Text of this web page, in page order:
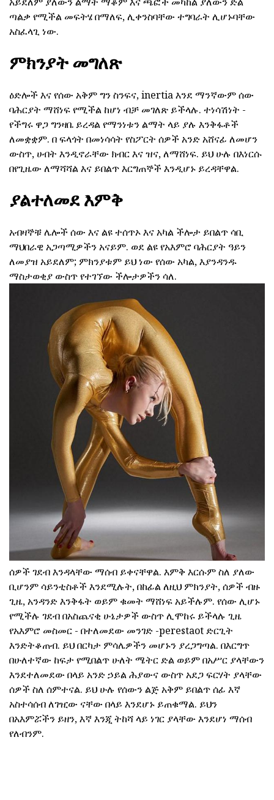
ጣልቃ የሚችል መፍትሄ በማለፍ, ሊቀንስባቸው ተግባራት ሊሆኑባቸው
አስፈላጊ ነው.
ምክንያት መግለጽ
ዕድሎች እና የሰው አቅም ግን ስንፍና, inertia እንደ ማንኛውም ሰው
ባሕርያት ማሸነፍ የሚችል ከሆነ ብቻ መገለጽ ይችላሉ. ተነሳሽነት -
የችግሩ ዋጋ ግንዛቤ ይረዳል የማንነቱን ልማት ላይ ያሉ እንቅፋቶች
ለመቋቋም. በ ፍላጎት በመነሳሳት የስፖርት ሰዎች አንድ አሸናፊ ለመሆን
ውስጥ, ሀብት እንዲኖራቸው ክብር እና ዝና, ለማሸነፍ. ይህ ሁሉ በእነርሱ
በየጊዜው ለማሻሻል እና ይበልጥ እርግጠኞች እንዲሆኑ ይረዳቸዋል.
ያልተለመደ እምቅ
አብዛኞቹ ሌሎች ሰው እና ልዩ ተሰጥኦ እና አካል ችሎታ ይበልጥ ሳቢ
ማህበራዊ አጋጣሚዎችን አናይም. ወደ ልዩ የአእምሮ ባሕርያት ዓይን
ለመያዝ አይደለም; ምክንያቱም ይህ ነው የሰው አካል, እያንዳንዱ
ማስታወቂያ ውስጥ የተገኘው ችሎታዎችን ሳለ.
ሰዎች ገደብ እንዳላቸው ማሰብ ይቀናቸዋል. እምቅ እርሱም ስለ ያለው
ቢሆንም ሳይንቲስቶች እንደሚሉት, በከፊል ለዚህ ምክንያት, ሰዎች ብዙ
ጊዜ, አንዳንድ እንቅፋት ወይም ቁመት ማሸነፍ አይችሉም. የሰው ሊሆኑ
የሚችሉ ገደብ በአስጨናቂ ሁኔታዎች ውስጥ ሊሞከሩ ይችላሉ ጊዜ
የአእምሮ መስመር - በተለመደው መንገድ -perestaot ድርጊት
እንድትቆጠብ. ይህ በርካታ ምሳሌዎችን መሆኑን ያረጋግጣል. በእርግጥ
በሁለተኛው ከፍታ የሚበልጥ ሁለት ሜትር ድል ወይም በአሥር ያላቸውን
እንደተለመደው በላይ አንድ ኃይል ሕያውና ውስጥ አደጋ ፍርሃት ያላቸው
ሰዎች ስለ ሰምተናል. ይህ ሁሉ የሰውን ልጅ አቅም ይበልጥ ሰፊ እኛ
አስተሳሰብ ለገዢው ናቸው በላይ እንደሆኑ ይጠቁማል. ይህን
በአእምሯችን ይዘን, እኛ እንጂ ትከሻ ላይ ነገር ያላቸው እንደሆነ ማሰብ
የለብንም.